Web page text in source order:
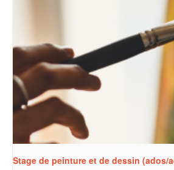
Stage de peinture et de dessin (ados/